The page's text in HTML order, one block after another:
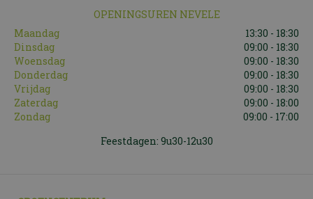
OPENINGSUREN NEVELE
Maandag
13:30 - 18:30
Dinsdag
09:00 - 18:30
Woensdag
09:00 - 18:30
Donderdag
09:00 - 18:30
Vrijdag
09:00 - 18:30
Zaterdag
09:00 - 18:00
Zondag
09:00 - 17:00
Feestdagen: 9u30-12u30